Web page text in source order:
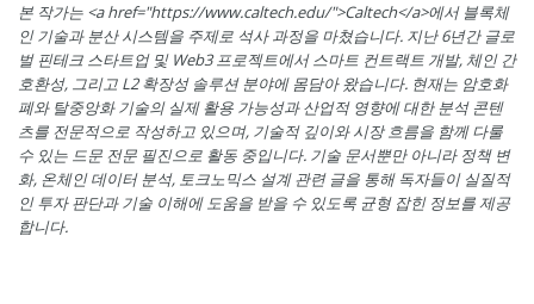
본 작가는 <a href="https://www.caltech.edu/">Caltech</a>에서 블록체
인 기술과 분산 시스템을 주제로 석사 과정을 마쳤습니다. 지난 6년간 글로
벌 핀테크 스타트업 및 Web3 프로젝트에서 스마트 컨트랙트 개발, 체인 간
호환성, 그리고 L2 확장성 솔루션 분야에 몸담아 왔습니다. 현재는 암호화
폐와 탈중앙화 기술의 실제 활용 가능성과 산업적 영향에 대한 분석 콘텐
츠를 전문적으로 작성하고 있으며, 기술적 깊이와 시장 흐름을 함께 다룰
수 있는 드문 전문 필진으로 활동 중입니다. 기술 문서뿐만 아니라 정책 변
화, 온체인 데이터 분석, 토크노믹스 설계 관련 글을 통해 독자들이 실질적
인 투자 판단과 기술 이해에 도움을 받을 수 있도록 균형 잡힌 정보를 제공
합니다.